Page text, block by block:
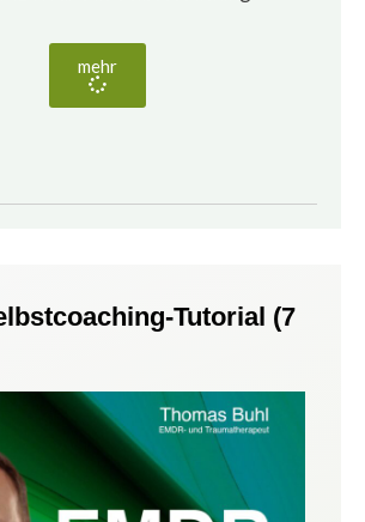
mehr
Tutorial (7